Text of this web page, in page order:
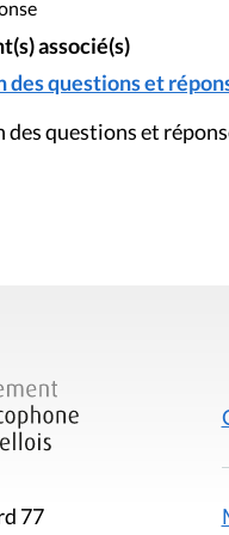
associé(s)
questions et
questions et
77